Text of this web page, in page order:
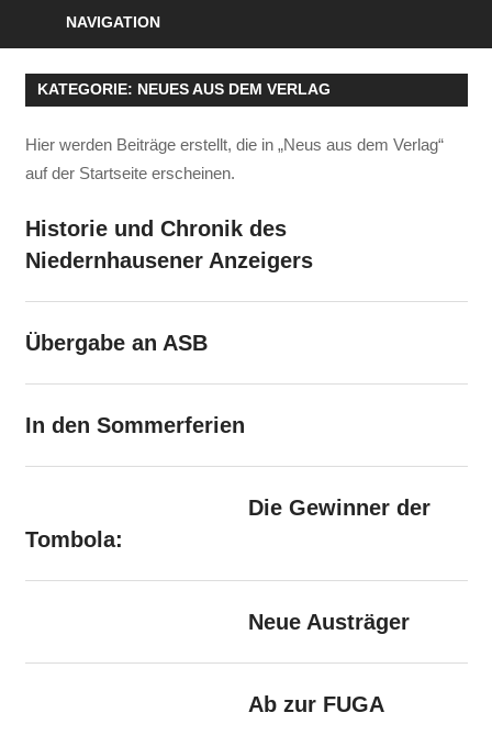
NAVIGATION
KATEGORIE: NEUES AUS DEM VERLAG
Hier werden Beiträge erstellt, die in „Neus aus dem Verlag“
auf der Startseite erscheinen.
Historie und Chronik des
Niedernhausener Anzeigers
Übergabe an ASB
In den Sommerferien
Die Gewinner der
Tombola:
Neue Austräger
Ab zur FUGA